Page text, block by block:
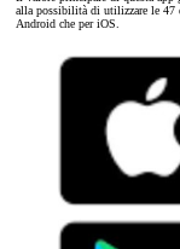
alla possibilità di utilizzare le 47
Android che per iOS.